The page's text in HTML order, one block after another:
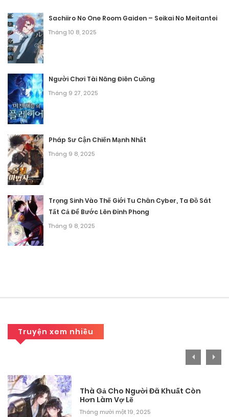
Chương 15
Tháng mười một 15, 2025
Chương 14
Chương 13
Tháng mười một 15, 2025
Chương 12
Tháng mười một 15, 2025
Chương 11
Tháng mười một 15, 2025
Chương 10
Tháng mười một 15, 2025
Tháng mười một 15, 2025
Chương 7
Chương 6
Tháng mười một 15, 2025
Sachiiro No One Room Gaiden – Seikai No Meitantei
Tháng 10 8, 2025
Người Chơi Tài Năng Điên Cuồng
Tháng 9 27, 2025
Pháp Sư Cận Chiến Mạnh Nhất
Tháng 9 8, 2025
Trọng Sinh Vào Thế Giới Tu Chân Cyber, Ta Đồ Sát
Tất Cả Để Bước Lên Đỉnh Phong
Tháng 9 8, 2025
Truyện xem nhiều
Thà Gả Cho Người Đã Khuất Còn
Hơn Làm Vợ Lẽ
Tháng mười một 19, 2025